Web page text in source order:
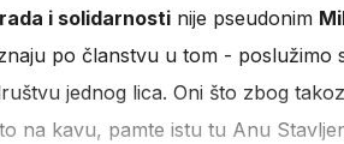
i solidarnostinije pseudonim
po članstvu u tom - poslužimo
jednog lica. Oni što zbog
na kavu, pamte istu tu Anu